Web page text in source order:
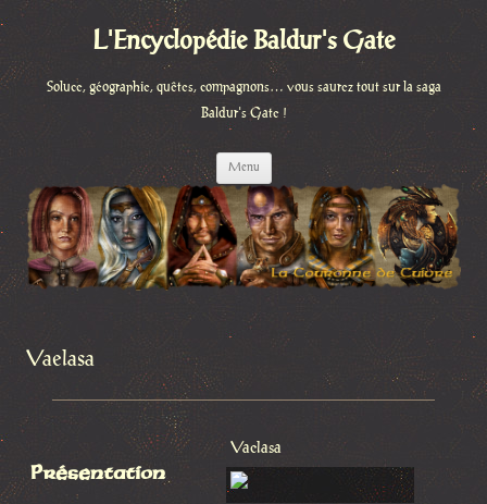
L'Encyclopédie Baldur's Gate
Soluce, géographie, quêtes, compagnons… vous saurez tout sur la saga
Baldur's Gate !
Menu
contenu
Vaelasa
Présentation
Vaelasa